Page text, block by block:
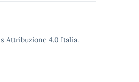
Attribuzione 4.0 Italia.